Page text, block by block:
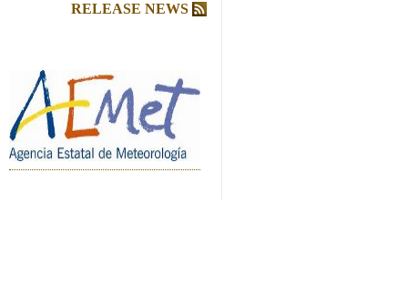
RELEASE NEWS